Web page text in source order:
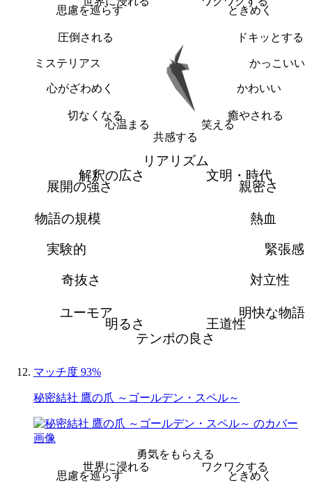
ときめく
ドキッとする
かっこいい
かわいい
癒やされる
笑える
共感する
心温まる
切なくなる
心がざわめく
ミステリアス
圧倒される
思慮を巡らす
リアリズム
文明・時代
親密さ
熱血
緊張感
対立性
明快な物語
王道性
テンポの良さ
明るさ
ユーモア
奇抜さ
実験的
物語の規模
展開の強さ
解釈の広さ
マッチ度 93%
秘密結社 鷹の爪 ～ゴールデン・スペル～
勇気をもらえる
ワクワクする
ときめく
思慮を巡らす
世界に浸れる